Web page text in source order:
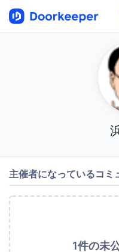
主催者になっているコミ
1件の未